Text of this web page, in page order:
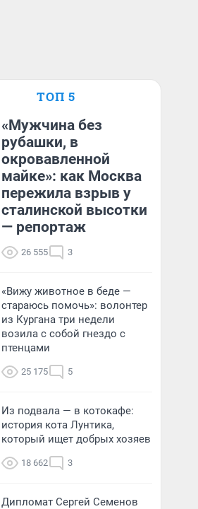
ТОП 5
«Мужчина без
рубашки, в
окровавленной
майке»: как Москва
пережила взрыв у
сталинской высотки
— репортаж
26 555 3
«Вижу животное в беде —
стараюсь помочь»: волонтер
из Кургана три недели
возила с собой гнездо с
птенцами
25 175 5
Из подвала — в котокафе:
история кота Лунтика,
который ищет добрых хозяев
18 662 3
Дипломат Сергей Семенов